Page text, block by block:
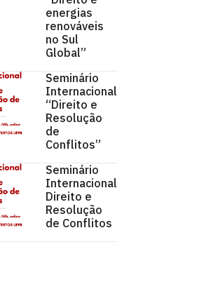
energias
renováveis
no Sul
Global”
Seminário
Internacional
“Direito e
Resolução
de
Conflitos”
Seminário
Internacional
Direito e
Resolução
de Conflitos